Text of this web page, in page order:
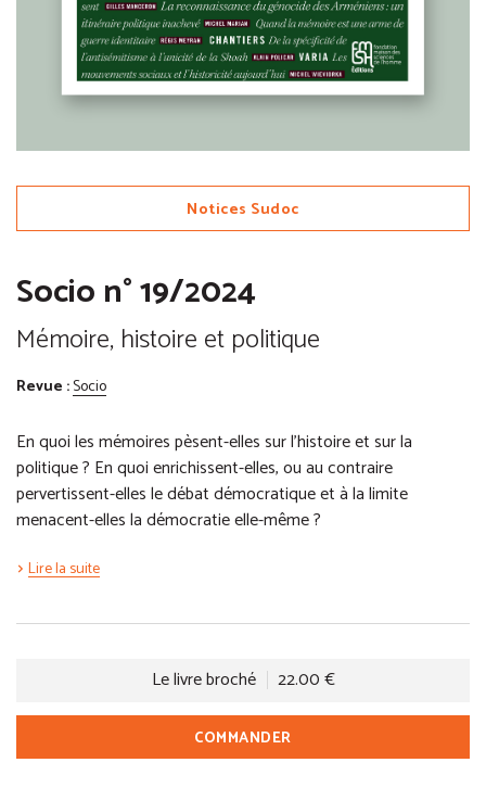
Notices Sudoc
Socio n° 19/2024
Mémoire, histoire et politique
Revue :Socio
En quoi les mémoires pèsent-elles sur l’histoire et sur la
politique ? En quoi enrichissent-elles, ou au contraire
pervertissent-elles le débat démocratique et à la limite
menacent-elles la démocratie elle-même ?
Lire la suite
Le livre broché 22.00 €
COMMANDER